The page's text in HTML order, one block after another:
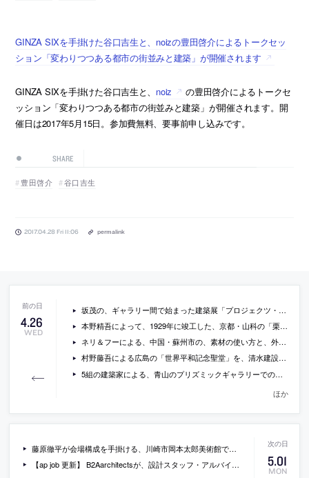
GINZA SIXを手掛けた谷口吉生と、noizの豊田啓介によるトークセッ
ション「変わりつつある都市の街並みと建築」が開催されます
GINZA SIXを手掛けた谷口吉生と、 noiz
の豊田啓介によるトークセ
ッション「変わりつつある都市の街並みと建築」が開催されます。開
催日は2017年5月15日。参加費無料、要事前申し込みです。
SHARE
豊田啓介 谷口吉生
2017.04.28 Fri 11:06 permalink
4.26
WED
坂茂の、ギャラリー間で始まった建築展「プロジェクツ・イン・プログレス」の会場写真
本野精吾によって、1929年に竣工した、京都・山科の「栗原邸（旧鶴巻邸）」の一般公開が開催 [2017/5/20・21・27・28]
ネリ＆フーによる、中国・蘇州市の、素材の使い方と、外観のヴォリューム感が特徴的なホールの写真など
村野藤吾による広島の「世界平和記念聖堂」を、清水建設が保存修復中
5組の建築家による、青山のプリズミックギャラリーでの展覧会「ととのえる展～５組の建築家の「ととのえ方」とその先にあるもの～」の会場写真
ほか
5.01
MON
藤原徹平が会場構成を手掛ける、川崎市岡本太郎美術館での『「岡本太郎×建築」展』の概要 [-2017/7/2]
【ap job 更新】 B2Aarchitectsが、設計スタッフ・アルバイト・オープンデスクを募集中